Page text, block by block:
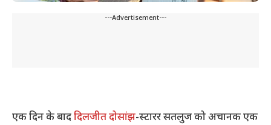
---Advertisement---
एक दिन के बाददिलजीत दोसांझ-स्टारर सतलुज को अचानक एक